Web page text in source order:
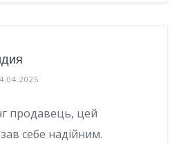
продавець, цей
себе надійним.